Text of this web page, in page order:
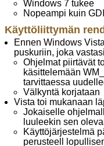
Windows 7 tukee
Nopeampi kuin
Käyttöliittymän
Ennen Windows
puskuriin, joka
Ohjelmat piirtävät
käsittelemään
tarvittaessa
Välkyntä korjataan
Vista toi mukanaan
Jokaiselle
luuleekin sen
Käyttöjärjestelmä
perusteell